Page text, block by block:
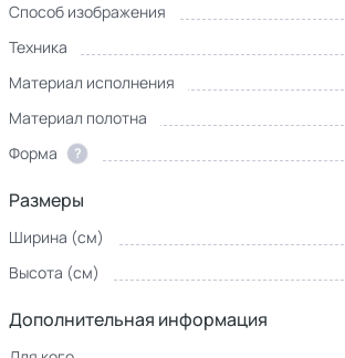
Способ изображения
Техника
Материал исполнения
Материал полотна
Форма
?
Размеры
Ширина (см)
Высота (см)
Дополнительная информация